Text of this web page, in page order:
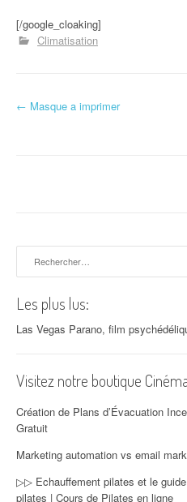
[/google_cloaking]
Climatisation
Navigation d'article
← Masque a imprimer
Les plus lus:
Las Vegas Parano, film
Visitez notre boutique
Création de Plans d’Évacuation
Gratuit
Marketing automation vs email
▷▷ Echauffement pilates et le
pilates | Cours de Pilates en ligne